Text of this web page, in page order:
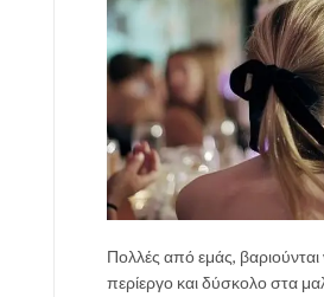
Πολλές από εμάς,
περίεργο και δύσκολο στα